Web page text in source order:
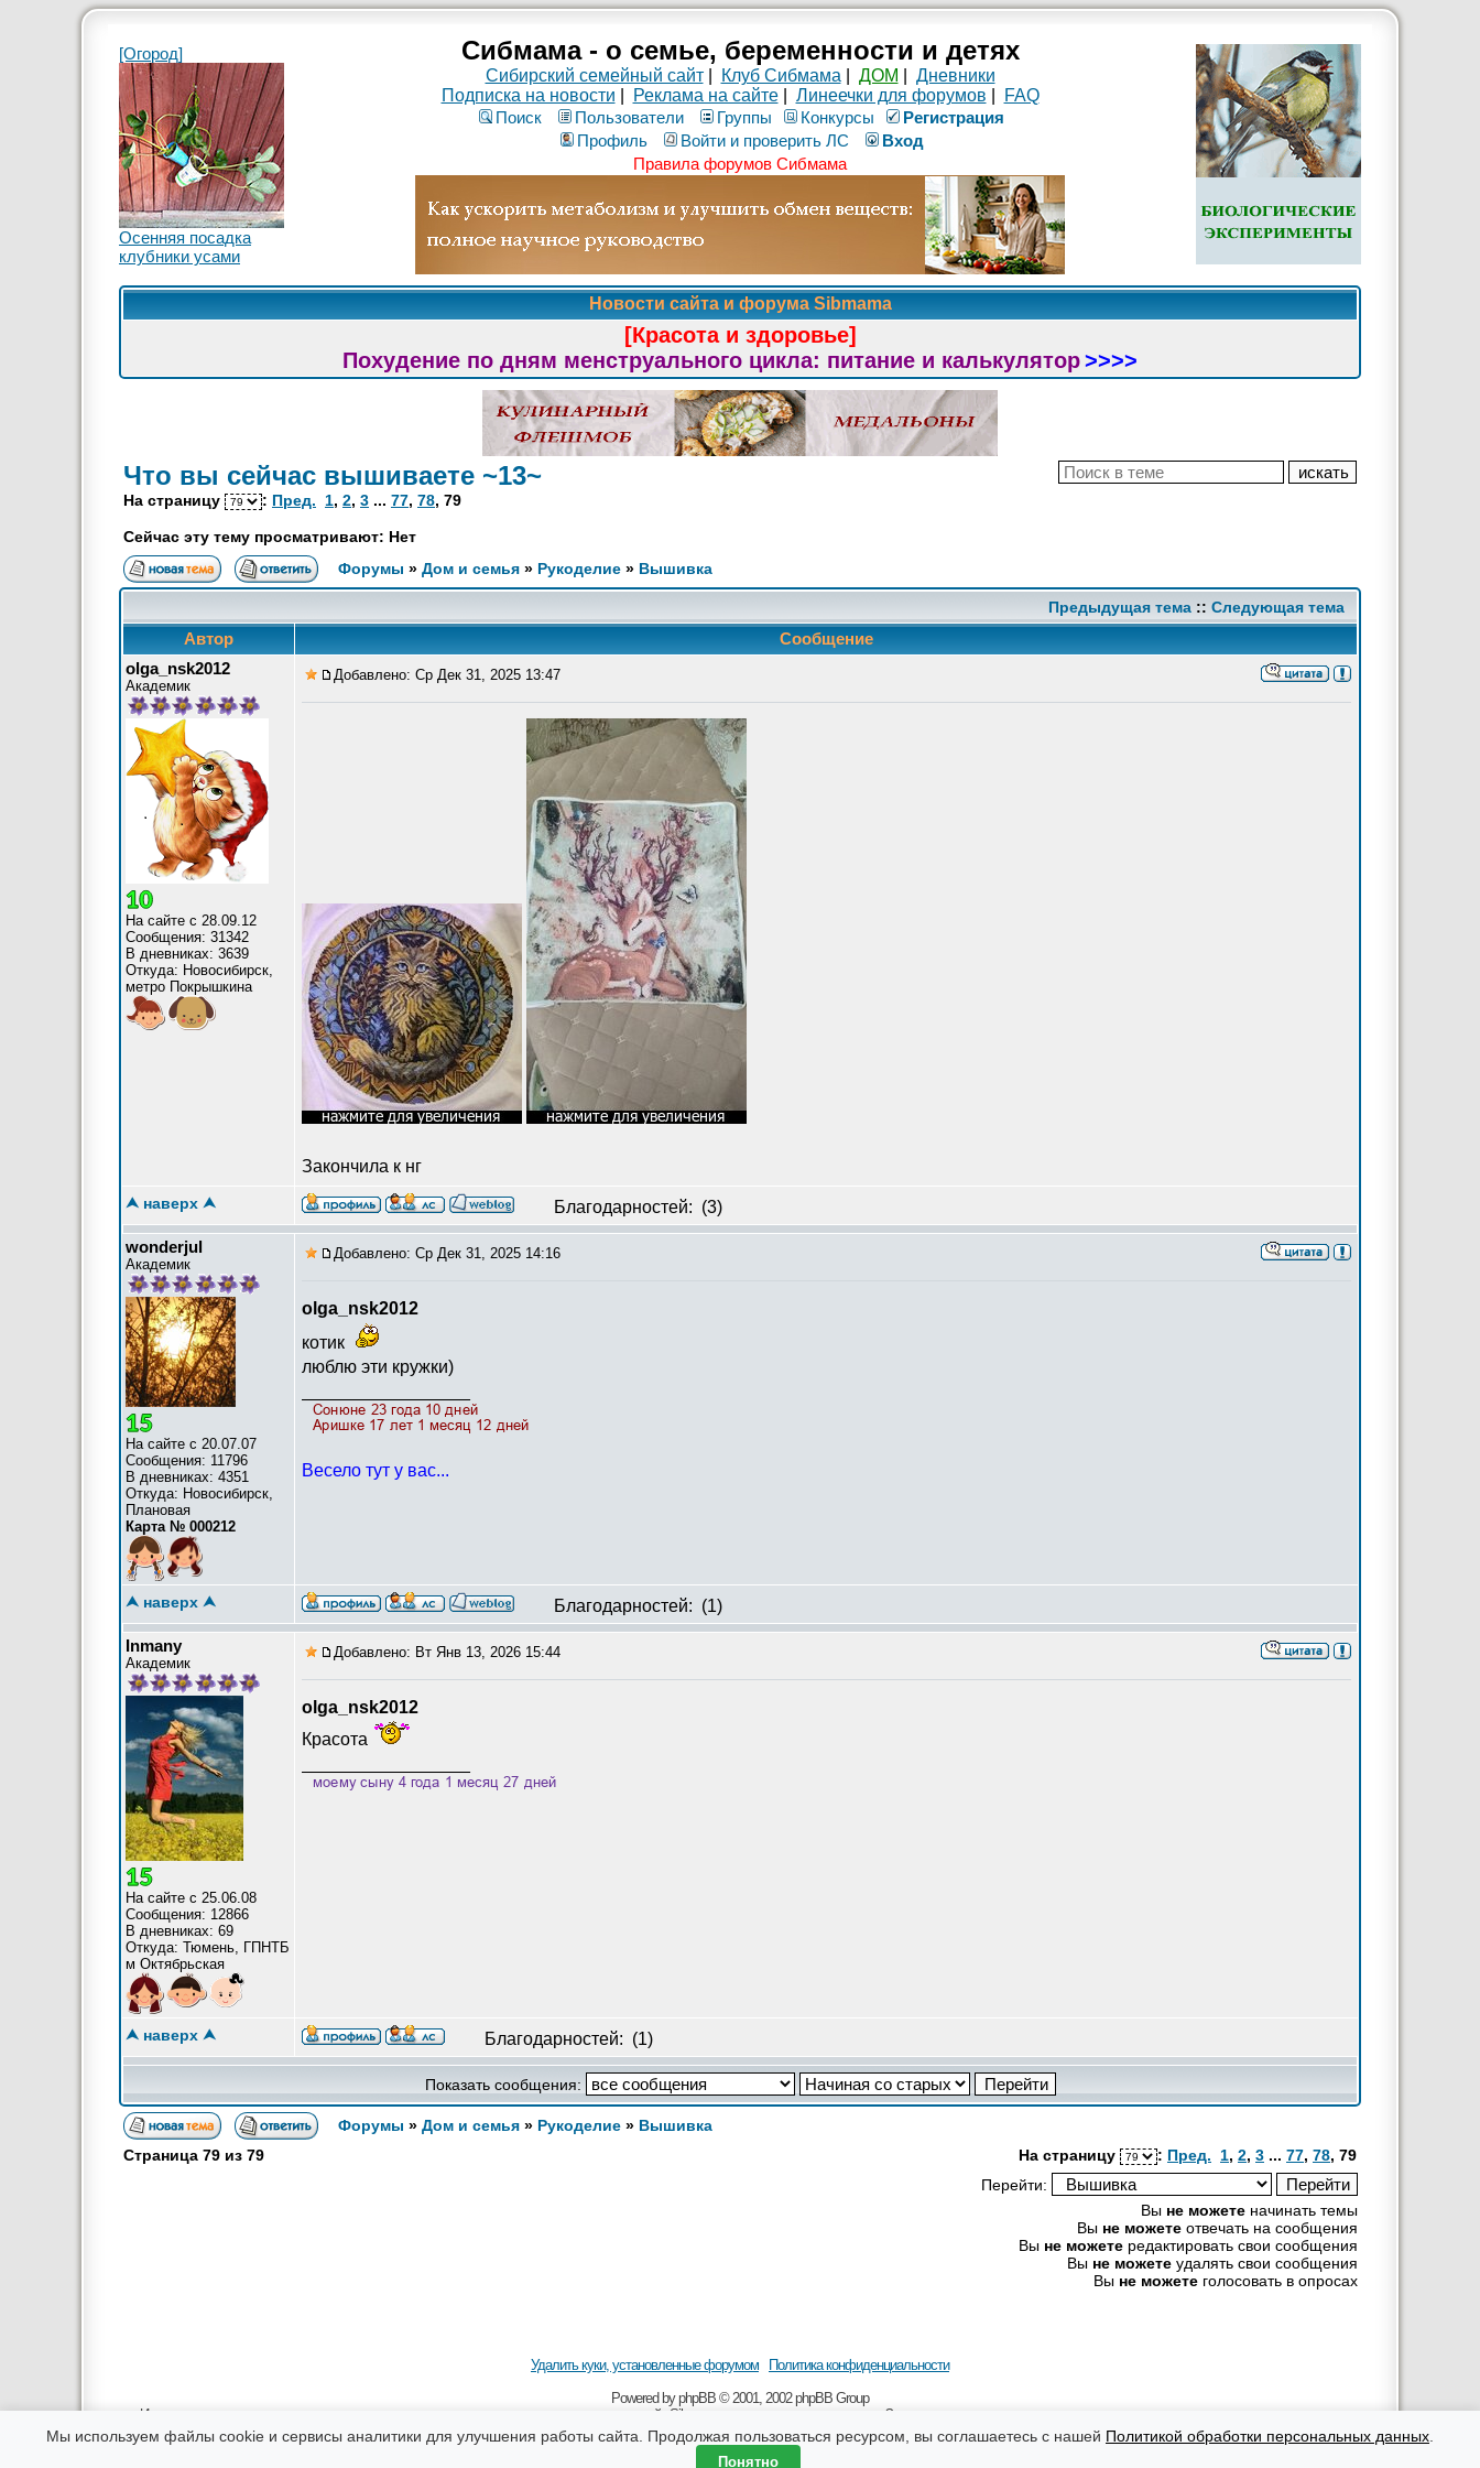
[Огород]
Осенняя посадка
клубники усами
Сибмама - о семье, беременности и детях
Сибирский семейный сайт| Клуб Сибмама ДОМ
Дневники
Подписка на новости
Реклама на сайте| Линеечки для форумов
FAQ
Поиск
Пользователи Группы Конкурсы
Рeгиcтpaция
Профиль
Войти и проверить ЛС
Вход
Правила форумов Сибмама
Новости сайта и форума Sibmama
[Красота и здоровье]
Похудение по дням менструального цикла: питание и калькулятор>>>>
Что вы сейчас вышиваете ~13~
На страницу : Пред. 1, 2, 3 ... 77, 78, 79
Сейчас эту тему просматривают: Нет
Форумы » Дом и семья » Рукоделие » Вышивка
Предыдущая тема :: Следующая тема
Автор
Сообщение
olga_nsk2012
Академик
На сайте с 28.09.12
Сообщения: 31342
В дневниках: 3639
Откуда: Новосибирск,
метро Покрышкина
Добавлено: Ср Дек 31, 2025 13:47
Закончила к нг
⮝ наверх ⮝ Благодарностей: (3)
wonderjul
Академик
На сайте с 20.07.07
Сообщения: 11796
В дневниках: 4351
Откуда: Новосибирск,
Плановая
Карта № 000212
Добавлено: Ср Дек 31, 2025 14:16
olga_nsk2012
котик
люблю эти кружки)
Весело тут у вас...
⮝ наверх ⮝ Благодарностей: (1)
Inmany
Академик
На сайте с 25.06.08
Сообщения: 12866
В дневниках: 69
Откуда: Тюмень, ГПНТБ
м Октябрьская
Добавлено: Вт Янв 13, 2026 15:44
olga_nsk2012
Красота
⮝ наверх ⮝ Благодарностей: (1)
Показать сообщения:
Форумы » Дом и семья » Рукоделие » Вышивка
Страница 79 из 79 На страницу : Пред. 1, 2, 3 ... 77, 78, 79
Перейти:
Вы не можете начинать темы
Вы не можете отвечать на сообщения
Вы не можете редактировать свои сообщения
Вы не можете удалять свои сообщения
Вы не можете голосовать в опросах
Удалить куки, установленные форумом
Политика конфиденциальности
Powered byрhрВВ © 2001, 2002 рhрВВ Grоuр
Использование материалов возможно только в интернете при наличии гиперссылки на сайт Sibmama.ru и с указанием авторства. За содержание рекламных материалов ответственность несут рекламодатели.
Администрация не несет ответственности за сообщения, оставляемые посетителями сайта. Помните, что по вопросам, касающимся здоровья, необходимо консультироваться с врачом.
Мы используем файлы cookie и сервисы аналитики для улучшения работы сайта. Продолжая пользоваться ресурсом, вы соглашаетесь с нашей Политикой обработки персональных данных
Понятно